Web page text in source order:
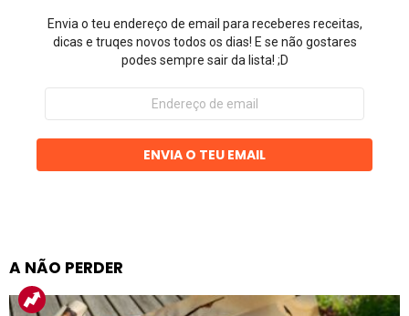
Envia o teu endereço de email para receberes receitas,
dicas e truqes novos todos os dias! E se não gostares
podes sempre sair da lista! ;D
Endereço
email
ENVIA O TEU EMAIL
A NÃO PERDER